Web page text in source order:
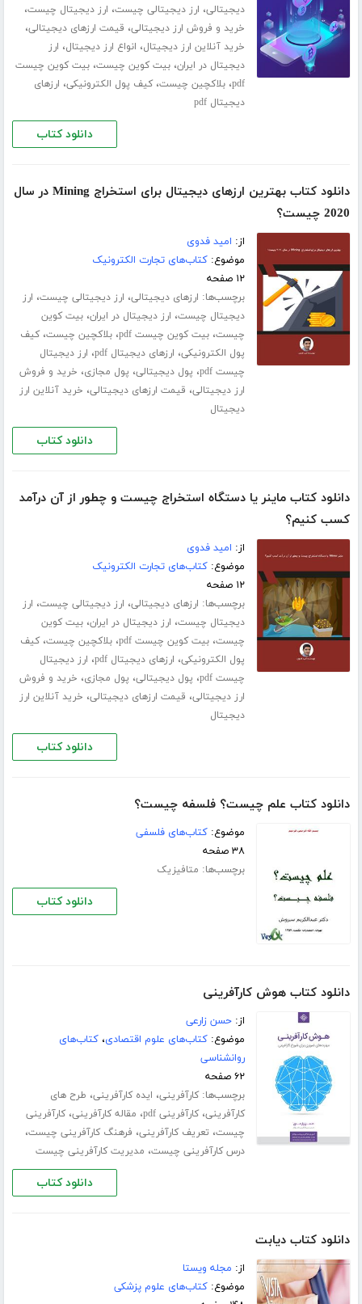
دیجیتالی، ارز دیجیتالی چیست، ارز دیجیتال چیست،
خرید و فروش ارز دیجیتالی، قیمت ارزهای دیجیتالی،
خرید آنلاین ارز دیجیتال، انواع ارز دیجیتال، ارز
دیجیتال در ایران،بیت کوین چیست،بیت کوین چیست
pdf،بلاکچین چیست،کیف پول الکترونیکی، ارزهای
دیجیتال pdf
دانلود کتاب
دانلود کتاب بهترین ارزهای دیجیتال برای استخراج Mining در سال
2020 چیست؟
از: امید فدوی
موضوع:کتاب‌های تجارت الکترونیک
۱۲ صفحه
برچسب‌ها: ارزهای دیجیتالی، ارز دیجیتالی چیست، ارز
دیجیتال چیست، ارز دیجیتال در ایران،بیت کوین
چیست،بیت کوین چیست pdf ،بلاکچین چیست،کیف
پول الکترونیکی، ارزهای دیجیتال pdf ، ارز دیجیتال
چیست pdf
، پول دیجیتالی، پول مجازی، خرید و فروش
ارز دیجیتالی، قیمت ارزهای دیجیتالی، خرید آنلاین ارز
دیجیتال
دانلود کتاب
دانلود کتاب ماینر یا دستگاه استخراج چیست و چطور از آن درآمد
کسب کنیم؟
از: امید فدوی
موضوع:کتاب‌های تجارت الکترونیک
۱۲ صفحه
برچسب‌ها: ارزهای دیجیتالی، ارز دیجیتالی چیست، ارز
دیجیتال چیست، ارز دیجیتال در ایران،بیت کوین
چیست،بیت کوین چیست pdf ،بلاکچین چیست،کیف
پول الکترونیکی، ارزهای دیجیتال pdf ، ارز دیجیتال
چیست pdf
، پول دیجیتالی، پول مجازی، خرید و فروش
ارز دیجیتالی، قیمت ارزهای دیجیتالی، خرید آنلاین ارز
دیجیتال
دانلود کتاب
دانلود کتاب علم چیست؟ فلسفه چیست؟
موضوع:کتاب‌های فلسفی
۳۸ صفحه
برچسب‌ها: متافیزیک
دانلود کتاب
دانلود کتاب هوش کارآفرینی
از:حسن زارعی
موضوع:کتاب‌های علوم اقتصادی،کتاب‌های
روانشناسی
۶۲ صفحه
برچسب‌ها:کارآفرینی، ایده کارآفرینی، طرح های
کارآفرینی،کارآفرینی pdf ، مقاله کارآفرینی،کارآفرینی
چیست، تعریف کارآفرینی، فرهنگ کارآفرینی چیست،
درس کارآفرینی چیست، مدیریت کارآفرینی چیست
دانلود کتاب
دانلود کتاب دیابت
از: مجله ویستا
موضوع:کتاب‌های علوم پزشکی